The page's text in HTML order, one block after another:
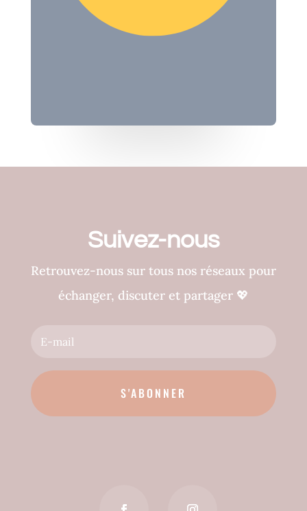
Suivez-nous
Retrouvez-nous sur tous nos réseaux pour
échanger, discuter et partager 💖
S'ABONNER